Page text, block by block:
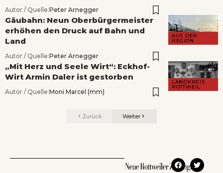
Autor / Quelle:Peter Arnegger
AUS DER
REGION
Gäubahn: Neun Oberbürgermeister
erhöhen den Druck auf Bahn und
Land
Autor / Quelle:Peter Arnegger
LANDKREIS
ROTTWEIL
„Mit Herz und Seele Wirt“: Eckhof-
Wirt Armin Daler ist gestorben
Autor / Quelle:Moni Marcel (mm)
Zurück Weiter